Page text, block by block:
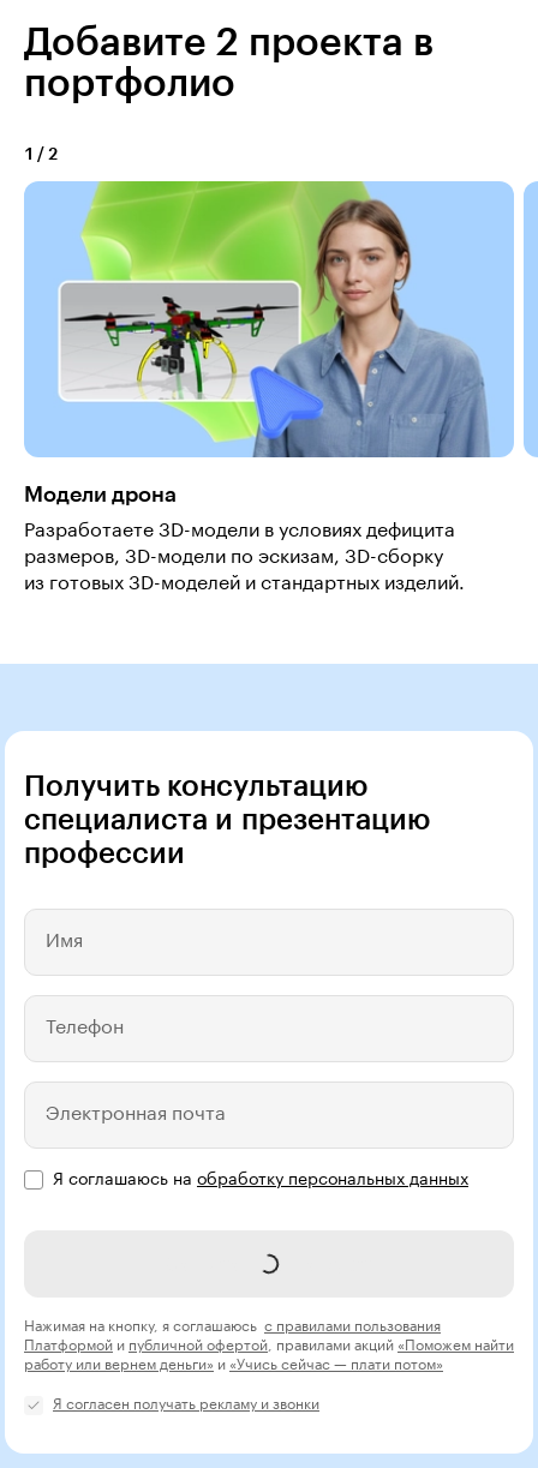
Добавите 2 проекта в
портфолио
1 / 2
Модели дрона
Разработаете 3D-модели в условиях дефицита
размеров, 3D-модели по эскизам, 3D-сборку
из готовых 3D-моделей и стандартных изделий.
Получить консультацию
специалиста и презентацию
профессии
Имя
Телефон
Электронная почта
Я соглашаюсь на обработку персональных данных
Записаться на курс
Нажимая на кнопку, я соглашаюсь с правилами пользования
Платформой и публичной офертой , правилами акций «Поможем найти
работу или вернем деньги» и «Учись сейчас — плати потом»
Я согласен получать рекламу и звонки